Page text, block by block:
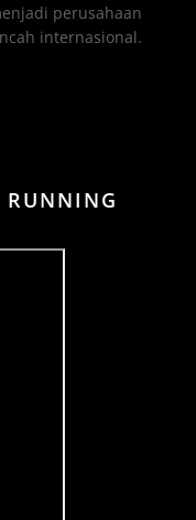
perusahaan
internasional.
RUNNING